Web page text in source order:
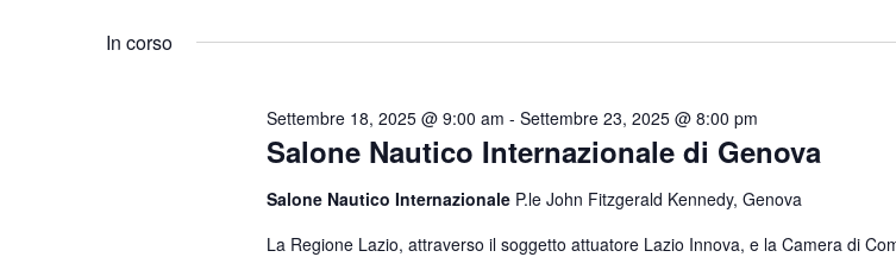
21,
Chiave.
In corso
Salone Nautico Internazionale di Genova
Settembre 18, 2025 @ 9:00 am - Settembre 23, 2025 @ 8:00 pm
Salone Nautico Internazionale P.le John Fitzgerald Kennedy, Genova
La Regione Lazio, attraverso il soggetto attuatore Lazio Innova, e la Camera di